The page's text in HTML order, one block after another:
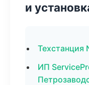
и
Техстанция
ИП